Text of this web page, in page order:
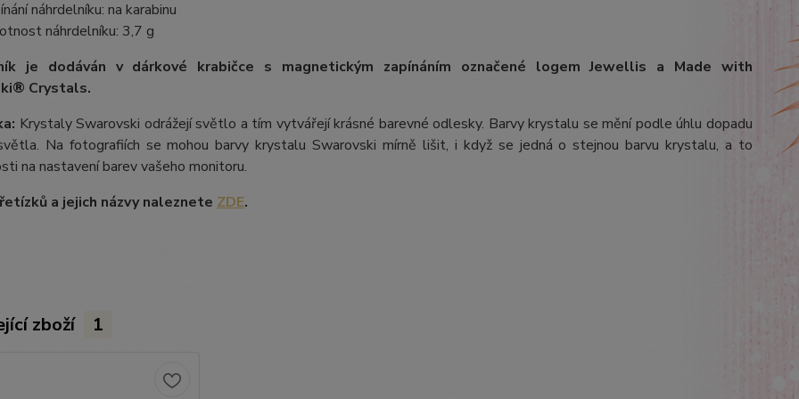
náhrdelníku: na karabinu
náhrdelníku: 3,7 g
je dodáván v dárkové krabičce s magnetickým zapínáním označené logem Jewellis a Made with
Crystals.
Krystaly Swarovski odrážejí světlo a tím vytvářejí krásné barevné odlesky. Barvy krystalu se mění podle úhlu dopadu
Na fotografiích se mohou barvy krystalu Swarovski mírně lišit, i když se jedná o stejnou barvu krystalu, a to
na nastavení barev vašeho monitoru.
a jejich názvy naleznete ZDE.
zboží 1